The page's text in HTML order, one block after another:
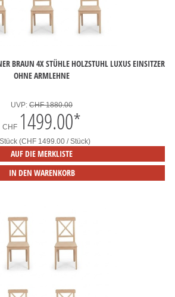
BRAUN 4X STÜHLE HOLZSTUHL LUXUS EINSITZER
OHNE ARMLEHNE
UVP: CHF 1880.00
CHF 1499.00*
(CHF 1499.00 / Stück)
AUF DIE MERKLISTE
IN DEN WARENKORB